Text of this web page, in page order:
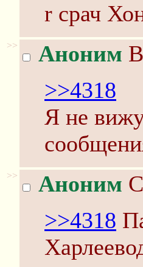
r срач
>> Аноним
>>4318
Я не
>> Аноним
>>4318